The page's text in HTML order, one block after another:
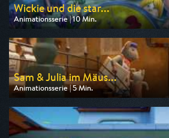
Wickie und die star...
Animationsserie | 10 Min.
Ausgestrahlt von ZDF
am 09.08.2026, 07:00
Sam & Julia im Mäus...
Animationsserie | 5 Min.
Ausgestrahlt von ZDF
am 09.08.2026, 06:25